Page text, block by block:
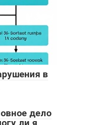
в
дело